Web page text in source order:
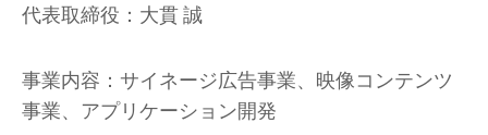
代表取締役：大貫 誠
事業内容：サイネージ広告事業、映像コンテンツ
事業、アプリケーション開発